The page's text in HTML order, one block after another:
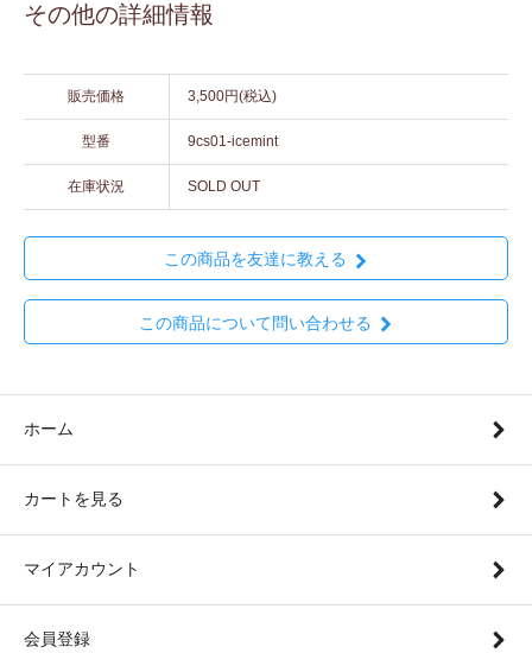
その他の詳細情報
販売価格 3,500円(税込)
型番 9cs01-icemint
在庫状況 SOLD OUT
この商品を友達に教える
この商品について問い合わせる
ホーム
カートを見る
マイアカウント
会員登録